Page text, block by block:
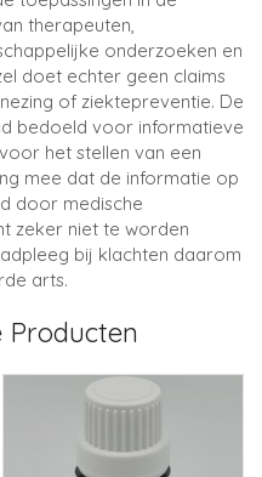
therapeuten,
onderzoeken en
doet echter geen claims
of ziektepreventie. De
bedoeld voor informatieve
het stellen van een
mee dat de informatie op
door medische
zeker niet te worden
bij klachten daarom
arts.
Producten